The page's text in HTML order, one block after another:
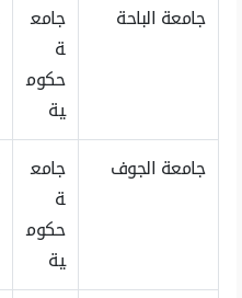
جامعة الباحة
جامع
ة
حكوم
ية
جامعة الجوف
جامع
ة
حكوم
ية